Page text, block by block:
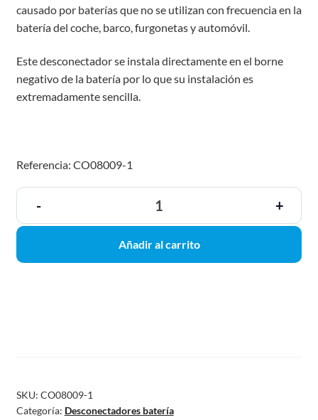
causado por baterías que no se utilizan con frecuencia en la
batería del coche, barco, furgonetas y automóvil.
Este desconectador se instala directamente en el borne
negativo de la batería por lo que su instalación es
extremadamente sencilla.
Referencia: CO08009-1
- +
Añadir al carrito
SKU: CO08009-1
Categoría: Desconectadores batería